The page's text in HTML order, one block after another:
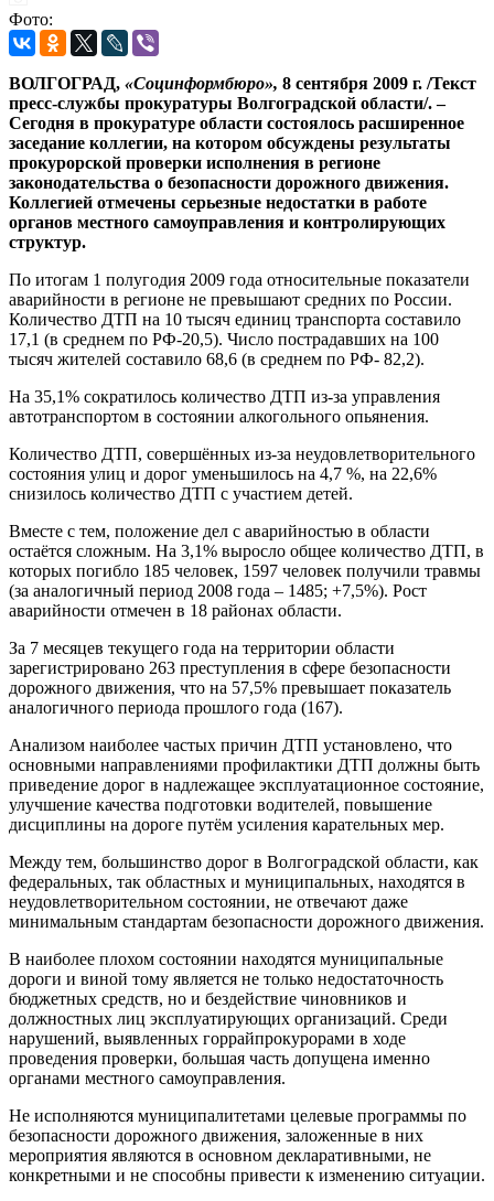
Фото:
ВОЛГОГРАД, «Социнформбюро», 8 сентября 2009 г. /Текст
пресс-службы прокуратуры Волгоградской области/. –
Сегодня в прокуратуре области состоялось расширенное
заседание коллегии, на котором обсуждены результаты
прокурорской проверки исполнения в регионе
законодательства о безопасности дорожного движения.
Коллегией отмечены серьезные недостатки в работе
органов местного самоуправления и контролирующих
структур.
По итогам 1 полугодия 2009 года относительные показатели
аварийности в регионе не превышают средних по России.
Количество ДТП на 10 тысяч единиц транспорта составило
17,1 (в среднем по РФ-20,5). Число пострадавших на 100
тысяч жителей составило 68,6 (в среднем по РФ- 82,2).
На 35,1% сократилось количество ДТП из-за управления
автотранспортом в состоянии алкогольного опьянения.
Количество ДТП, совершённых из-за неудовлетворительного
состояния улиц и дорог уменьшилось на 4,7 %, на 22,6%
снизилось количество ДТП с участием детей.
Вместе с тем, положение дел с аварийностью в области
остаётся сложным. На 3,1% выросло общее количество ДТП, в
которых погибло 185 человек, 1597 человек получили травмы
(за аналогичный период 2008 года – 1485; +7,5%). Рост
аварийности отмечен в 18 районах области.
За 7 месяцев текущего года на территории области
зарегистрировано 263 преступления в сфере безопасности
дорожного движения, что на 57,5% превышает показатель
аналогичного периода прошлого года (167).
Анализом наиболее частых причин ДТП установлено, что
основными направлениями профилактики ДТП должны быть
приведение дорог в надлежащее эксплуатационное состояние,
улучшение качества подготовки водителей, повышение
дисциплины на дороге путём усиления карательных мер.
Между тем, большинство дорог в Волгоградской области, как
федеральных, так областных и муниципальных, находятся в
неудовлетворительном состоянии, не отвечают даже
минимальным стандартам безопасности дорожного движения.
В наиболее плохом состоянии находятся муниципальные
дороги и виной тому является не только недостаточность
бюджетных средств, но и бездействие чиновников и
должностных лиц эксплуатирующих организаций. Среди
нарушений, выявленных горрайпрокурорами в ходе
проведения проверки, большая часть допущена именно
органами местного самоуправления.
Не исполняются муниципалитетами целевые программы по
безопасности дорожного движения, заложенные в них
мероприятия являются в основном декларативными, не
конкретными и не способны привести к изменению ситуации.